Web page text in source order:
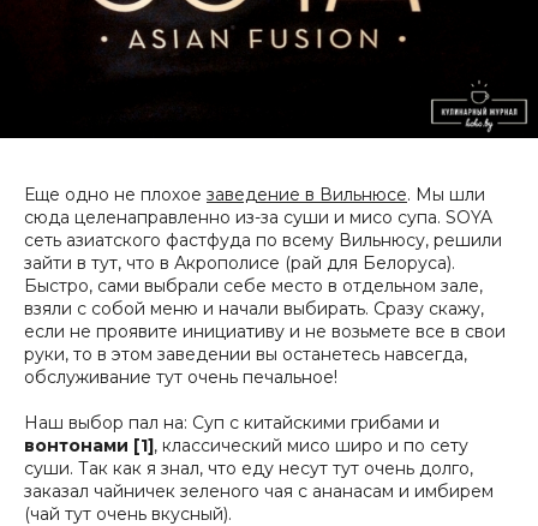
Еще одно не плохое заведение в Вильнюсе. Мы шли
сюда целенаправленно из-за суши и мисо супа. SOYA
сеть азиатского фастфуда по всему Вильнюсу, решили
зайти в тут, что в Акрополисе (рай для Белоруса).
Быстро, сами выбрали себе место в отдельном зале,
взяли с собой меню и начали выбирать. Сразу скажу,
если не проявите инициативу и не возьмете все в свои
руки, то в этом заведении вы останетесь навсегда,
обслуживание тут очень печальное!
Наш выбор пал на: Суп с китайскими грибами и
вонтонами [1], классический мисо широ и по сету
суши. Так как я знал, что еду несут тут очень долго,
заказал чайничек зеленого чая с ананасам и имбирем
(чай тут очень вкусный).